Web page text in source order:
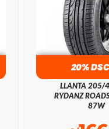
20%
LLANTA 205/
RYDANZ
87W